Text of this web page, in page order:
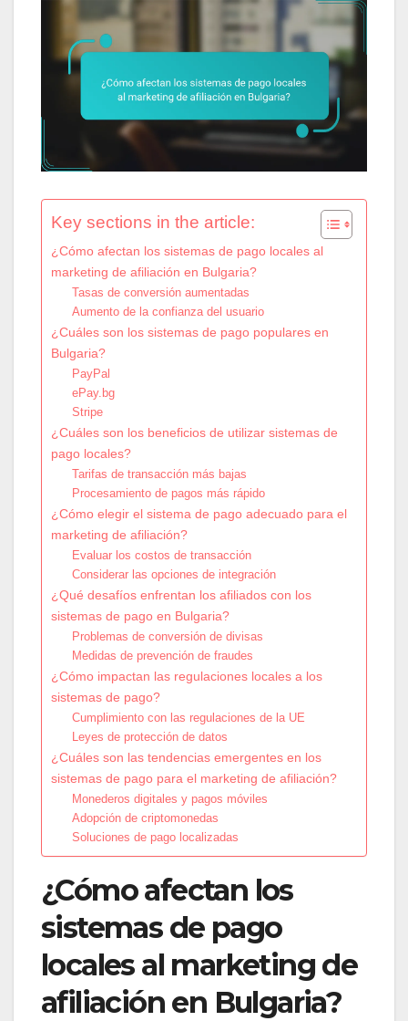
Key sections in the article:
¿Cómo afectan los sistemas de pago locales al
marketing de afiliación en Bulgaria?
Tasas de conversión aumentadas
Aumento de la confianza del usuario
¿Cuáles son los sistemas de pago populares en
Bulgaria?
PayPal
ePay.bg
Stripe
¿Cuáles son los beneficios de utilizar sistemas de
pago locales?
Tarifas de transacción más bajas
Procesamiento de pagos más rápido
¿Cómo elegir el sistema de pago adecuado para el
marketing de afiliación?
Evaluar los costos de transacción
Considerar las opciones de integración
¿Qué desafíos enfrentan los afiliados con los
sistemas de pago en Bulgaria?
Problemas de conversión de divisas
Medidas de prevención de fraudes
¿Cómo impactan las regulaciones locales a los
sistemas de pago?
Cumplimiento con las regulaciones de la UE
Leyes de protección de datos
¿Cuáles son las tendencias emergentes en los
sistemas de pago para el marketing de afiliación?
Monederos digitales y pagos móviles
Adopción de criptomonedas
Soluciones de pago localizadas
¿Cómo afectan los
sistemas de pago
locales al marketing de
afiliación en Bulgaria?